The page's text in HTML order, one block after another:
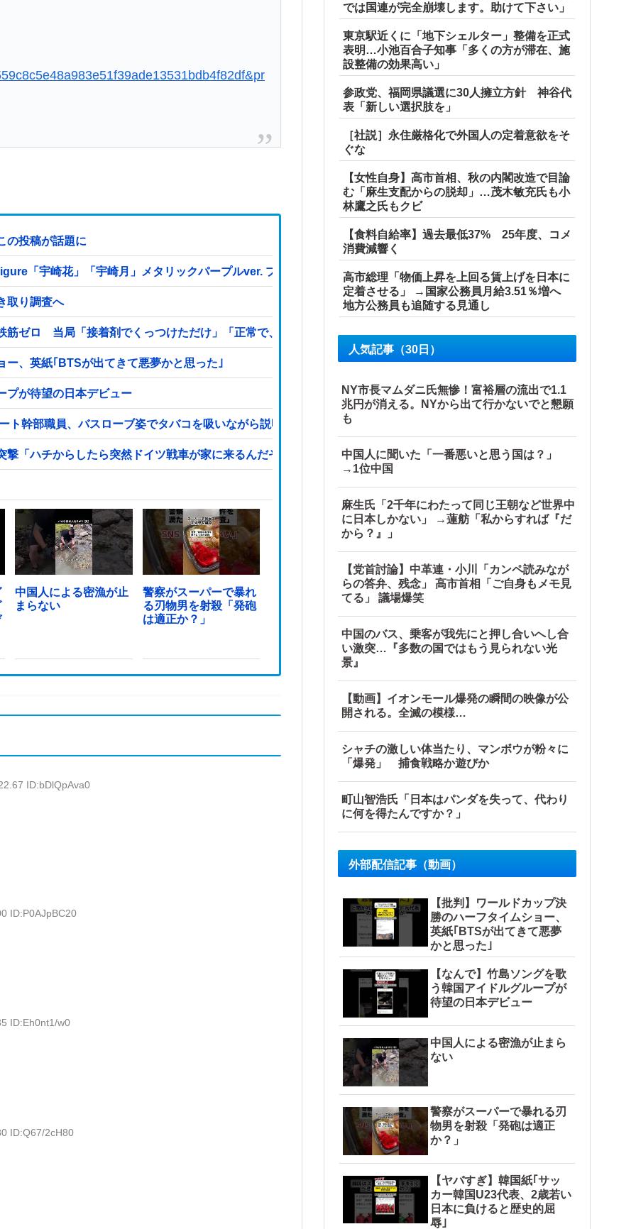
の投稿が話題に
「宇崎花」「宇崎月」メタリックパープルver. プライズフィギュア【ラウンドワン限定で展開決定】
取り調査へ
ゼロ 当局「接着剤でくっつけただけ」「正常で、品質問題はない」
、英紙｢BTSが出てきて悪夢かと思った｣
プが待望の日本デビュー
幹部職員、バスローブ姿でタバコを吸いながら説明 県が聞き取りへ
「ハチからしたら突然ドイツ戦車が家に来るんだぞ」【海外の反応】
中国人による密漁が止
まらない
警察がスーパーで暴れ
る刃物男を射殺「発砲
は適正か？」
ID:bDlQpAva0
ID:P0AJpBC20
ID:Eh0nt1/w0
ID:Q67/2cH80
では国連が完全崩壊します。助けて下さい」
東京駅近くに「地下シェルター」整備を正式
表明…小池百合子知事「多くの方が滞在、施
設整備の効果高い」
参政党、福岡県議選に30人擁立方針 神谷代
表「新しい選択肢を」
［社説］永住厳格化で外国人の定着意欲をそ
ぐな
【女性自身】高市首相、秋の内閣改造で目論
む「麻生支配からの脱却」…茂木敏充氏も小
林鷹之氏もクビ
【食料自給率】過去最低37% 25年度、コメ
消費減響く
高市総理「物価上昇を上回る賃上げを日本に
定着させる」 →国家公務員月給3.51％増へ
地方公務員も追随する見通し
人気記事（30日）
NY市長マムダニ氏無惨！富裕層の流出で1.1
兆円が消える。NYから出て行かないでと懇願
も
中国人に聞いた「一番悪いと思う国は？」
→1位中国
麻生氏「2千年にわたって同じ王朝など世界中
に日本しかない」 →蓮舫「私からすれば『だ
から？』」
【党首討論】中革連・小川「カンペ読みなが
らの答弁、残念」 高市首相「ご自身もメモ見
てる」 議場爆笑
中国のバス、乗客が我先にと押し合いへし合
い激突…『多数の国ではもう見られない光
景』
【動画】イオンモール爆発の瞬間の映像が公
開される。全滅の模様…
シャチの激しい体当たり、マンボウが粉々に
「爆発」 捕食戦略か遊びか
町山智浩氏「日本はパンダを失って、代わり
に何を得たんですか？」
外部配信記事（動画）
【批判】ワールドカップ決
勝のハーフタイムショー、
英紙｢BTSが出てきて悪夢
かと思った｣
【なんで】竹島ソングを歌
う韓国アイドルグループが
待望の日本デビュー
中国人による密漁が止まら
ない
警察がスーパーで暴れる刃
物男を射殺「発砲は適正
か？」
【ヤバすぎ】韓国紙｢サッ
カー韓国U23代表、2歳若い
日本に負けると歴史的屈
辱｣